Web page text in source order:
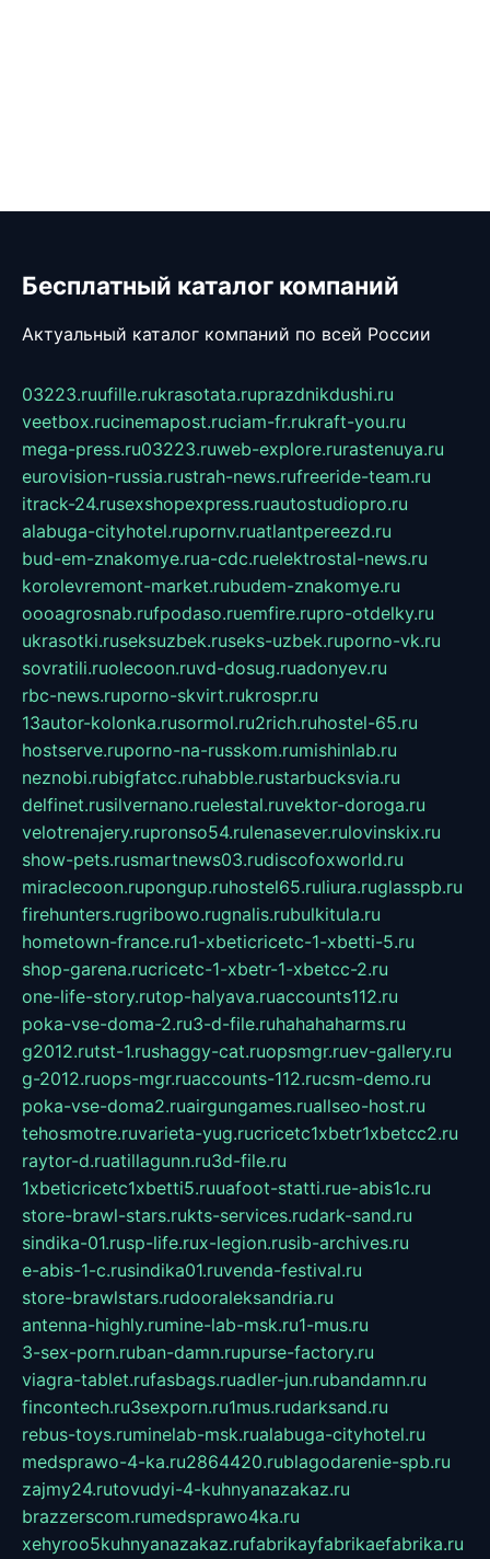
Бесплатный каталог компаний
Актуальный каталог компаний по всей России
03223.ruufille.rukrasotata.ruprazdnikdushi.ru
veetbox.rucinemapost.ruciam-fr.rukraft-you.ru
mega-press.ru03223.ruweb-explore.rurastenuya.ru
eurovision-russia.rustrah-news.rufreeride-team.ru
itrack-24.rusexshopexpress.ruautostudiopro.ru
alabuga-cityhotel.rupornv.ruatlantpereezd.ru
bud-em-znakomye.rua-cdc.ruelektrostal-news.ru
korolevremont-market.rubudem-znakomye.ru
oooagrosnab.rufpodaso.ruemfire.rupro-otdelky.ru
ukrasotki.ruseksuzbek.ruseks-uzbek.ruporno-vk.ru
sovratili.ruolecoon.ruvd-dosug.ruadonyev.ru
rbc-news.ruporno-skvirt.rukrospr.ru
13autor-kolonka.rusormol.ru2rich.ruhostel-65.ru
hostserve.ruporno-na-russkom.rumishinlab.ru
neznobi.rubigfatcc.ruhabble.rustarbucksvia.ru
delfinet.rusilvernano.ruelestal.ruvektor-doroga.ru
velotrenajery.rupronso54.rulenasever.rulovinskix.ru
show-pets.rusmartnews03.rudiscofoxworld.ru
miraclecoon.rupongup.ruhostel65.ruliura.ruglasspb.ru
firehunters.rugribowo.rugnalis.rubulkitula.ru
hometown-france.ru1-xbeticricetc-1-xbetti-5.ru
shop-garena.rucricetc-1-xbetr-1-xbetcc-2.ru
one-life-story.rutop-halyava.ruaccounts112.ru
poka-vse-doma-2.ru3-d-file.ruhahahaharms.ru
g2012.rutst-1.rushaggy-cat.ruopsmgr.ruev-gallery.ru
g-2012.ruops-mgr.ruaccounts-112.rucsm-demo.ru
poka-vse-doma2.ruairgungames.ruallseo-host.ru
tehosmotre.ruvarieta-yug.rucricetc1xbetr1xbetcc2.ru
raytor-d.ruatillagunn.ru3d-file.ru
1xbeticricetc1xbetti5.ruuafoot-statti.rue-abis1c.ru
store-brawl-stars.rukts-services.rudark-sand.ru
sindika-01.rusp-life.rux-legion.rusib-archives.ru
e-abis-1-c.rusindika01.ruvenda-festival.ru
store-brawlstars.rudooraleksandria.ru
antenna-highly.rumine-lab-msk.ru1-mus.ru
3-sex-porn.ruban-damn.rupurse-factory.ru
viagra-tablet.rufasbags.ruadler-jun.rubandamn.ru
fincontech.ru3sexporn.ru1mus.rudarksand.ru
rebus-toys.ruminelab-msk.rualabuga-cityhotel.ru
medsprawo-4-ka.ru2864420.rublagodarenie-spb.ru
zajmy24.rutovudyi-4-kuhnyanazakaz.ru
brazzerscom.rumedsprawo4ka.ru
xehyroo5kuhnyanazakaz.rufabrikayfabrikaefabrika.ru